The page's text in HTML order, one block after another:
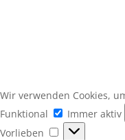
Wir verwenden Cookies,
Funktional
Funktional
Immer aktiv
Vorlieben
Vorlieben